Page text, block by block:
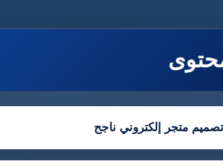
متجر إلكتروني ناجح